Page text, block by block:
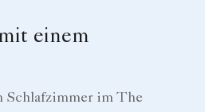
einem
im The